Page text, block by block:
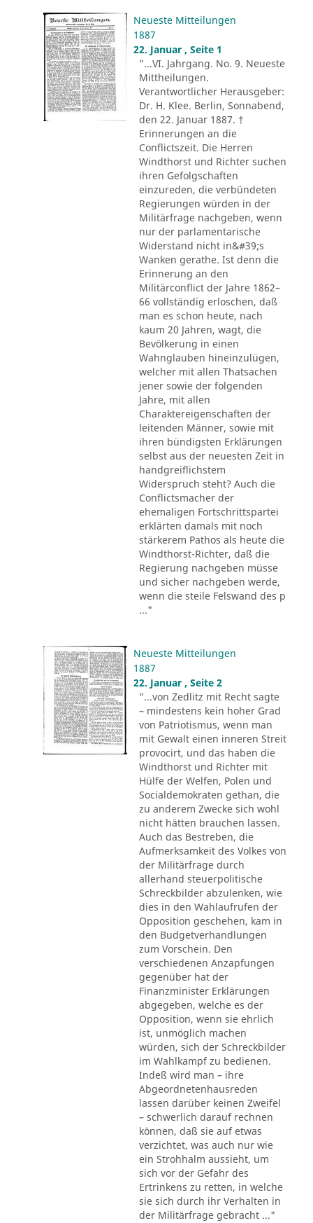
Neueste Mitteilungen
1887
22. Januar , Seite 1
"...VI. Jahrgang. No. 9. Neueste
Mittheilungen.
Verantwortlicher Herausgeber:
Dr. H. Klee. Berlin, Sonnabend,
den 22. Januar 1887. †
Erinnerungen an die
Conflictszeit. Die Herren
Windthorst und Richter suchen
ihren Gefolgschaften
einzureden, die verbündeten
Regierungen würden in der
Militärfrage nachgeben, wenn
nur der parlamentarische
Widerstand nicht in&#39;s
Wanken gerathe. Ist denn die
Erinnerung an den
Militärconflict der Jahre 1862–
66 vollständig erloschen, daß
man es schon heute, nach
kaum 20 Jahren, wagt, die
Bevölkerung in einen
Wahnglauben hineinzulügen,
welcher mit allen Thatsachen
jener sowie der folgenden
Jahre, mit allen
Charaktereigenschaften der
leitenden Männer, sowie mit
ihren bündigsten Erklärungen
selbst aus der neuesten Zeit in
handgreiflichstem
Widerspruch steht? Auch die
Conflictsmacher der
ehemaligen Fortschrittspartei
erklärten damals mit noch
stärkerem Pathos als heute die
Windthorst-Richter, daß die
Regierung nachgeben müsse
und sicher nachgeben werde,
wenn die steile Felswand des p
..."
Neueste Mitteilungen
1887
22. Januar , Seite 2
"...von Zedlitz mit Recht sagte
– mindestens kein hoher Grad
von Patriotismus, wenn man
mit Gewalt einen inneren Streit
provocirt, und das haben die
Windthorst und Richter mit
Hülfe der Welfen, Polen und
Socialdemokraten gethan, die
zu anderem Zwecke sich wohl
nicht hätten brauchen lassen.
Auch das Bestreben, die
Aufmerksamkeit des Volkes von
der Militärfrage durch
allerhand steuerpolitische
Schreckbilder abzulenken, wie
dies in den Wahlaufrufen der
Opposition geschehen, kam in
den Budgetverhandlungen
zum Vorschein. Den
verschiedenen Anzapfungen
gegenüber hat der
Finanzminister Erklärungen
abgegeben, welche es der
Opposition, wenn sie ehrlich
ist, unmöglich machen
würden, sich der Schreckbilder
im Wahlkampf zu bedienen.
Indeß wird man – ihre
Abgeordnetenhausreden
lassen darüber keinen Zweifel
– schwerlich darauf rechnen
können, daß sie auf etwas
verzichtet, was auch nur wie
ein Strohhalm aussieht, um
sich vor der Gefahr des
Ertrinkens zu retten, in welche
sie sich durch ihr Verhalten in
der Militärfrage gebracht ..."